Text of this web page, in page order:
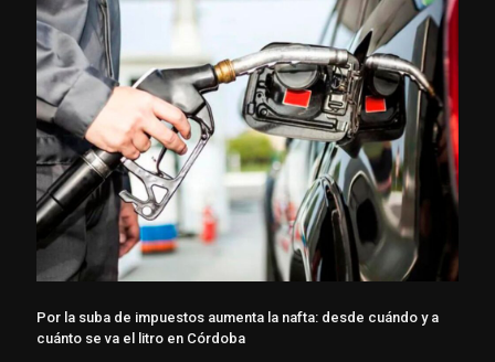
Por la suba de impuestos aumenta la nafta: desde cuándo y a
cuánto se va el litro en Córdoba